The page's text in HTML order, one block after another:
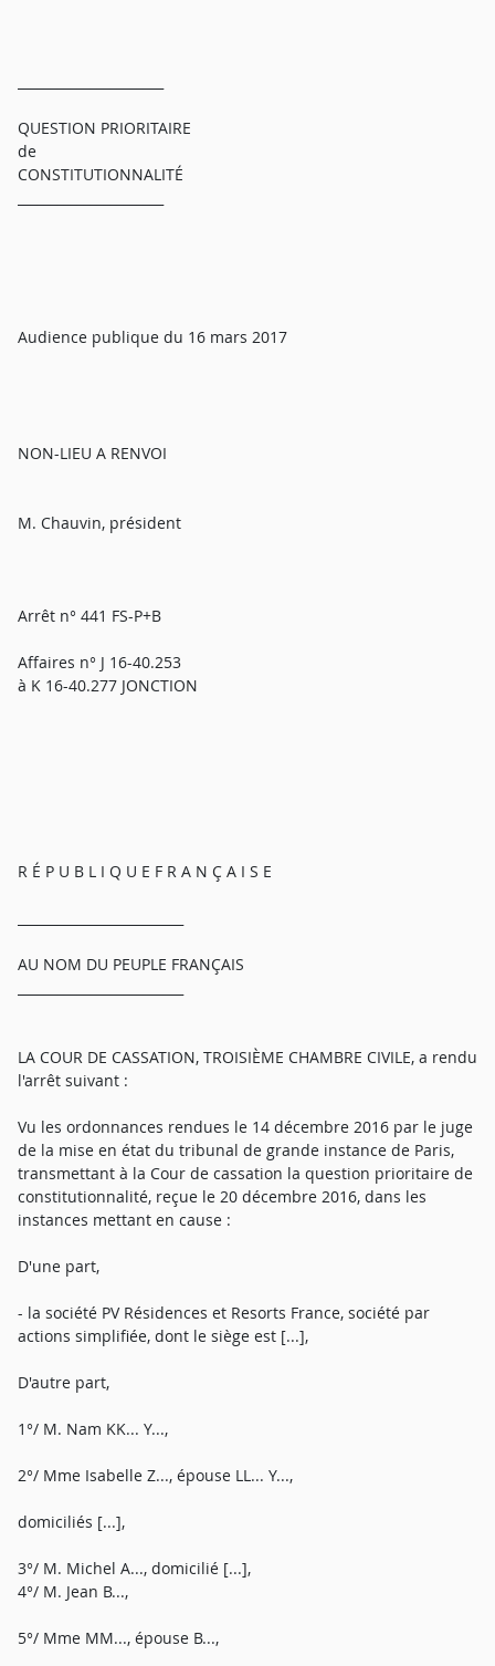
QUESTION PRIORITAIRE
de
CONSTITUTIONNALITÉ
Audience publique du 16 mars 2017
NON-LIEU A RENVOI
M. Chauvin, président
Arrêt n° 441 FS-P+B
Affaires n° J 16-40.253
à K 16-40.277 JONCTION
R É P U B L I Q U E F R A N Ç A I S E
AU NOM DU PEUPLE FRANÇAIS
LA COUR DE CASSATION, TROISIÈME CHAMBRE CIVILE, a rendu
l'arrêt suivant :
Vu les ordonnances rendues le 14 décembre 2016 par le juge
de la mise en état du tribunal de grande instance de Paris,
transmettant à la Cour de cassation la question prioritaire de
constitutionnalité, reçue le 20 décembre 2016, dans les
instances mettant en cause :
D'une part,
- la société PV Résidences et Resorts France, société par
actions simplifiée, dont le siège est [...],
D'autre part,
1°/ M. Nam KK... Y...,
2°/ Mme Isabelle Z..., épouse LL... Y...,
domiciliés [...],
3°/ M. Michel A..., domicilié [...],
4°/ M. Jean B...,
5°/ Mme MM..., épouse B...,